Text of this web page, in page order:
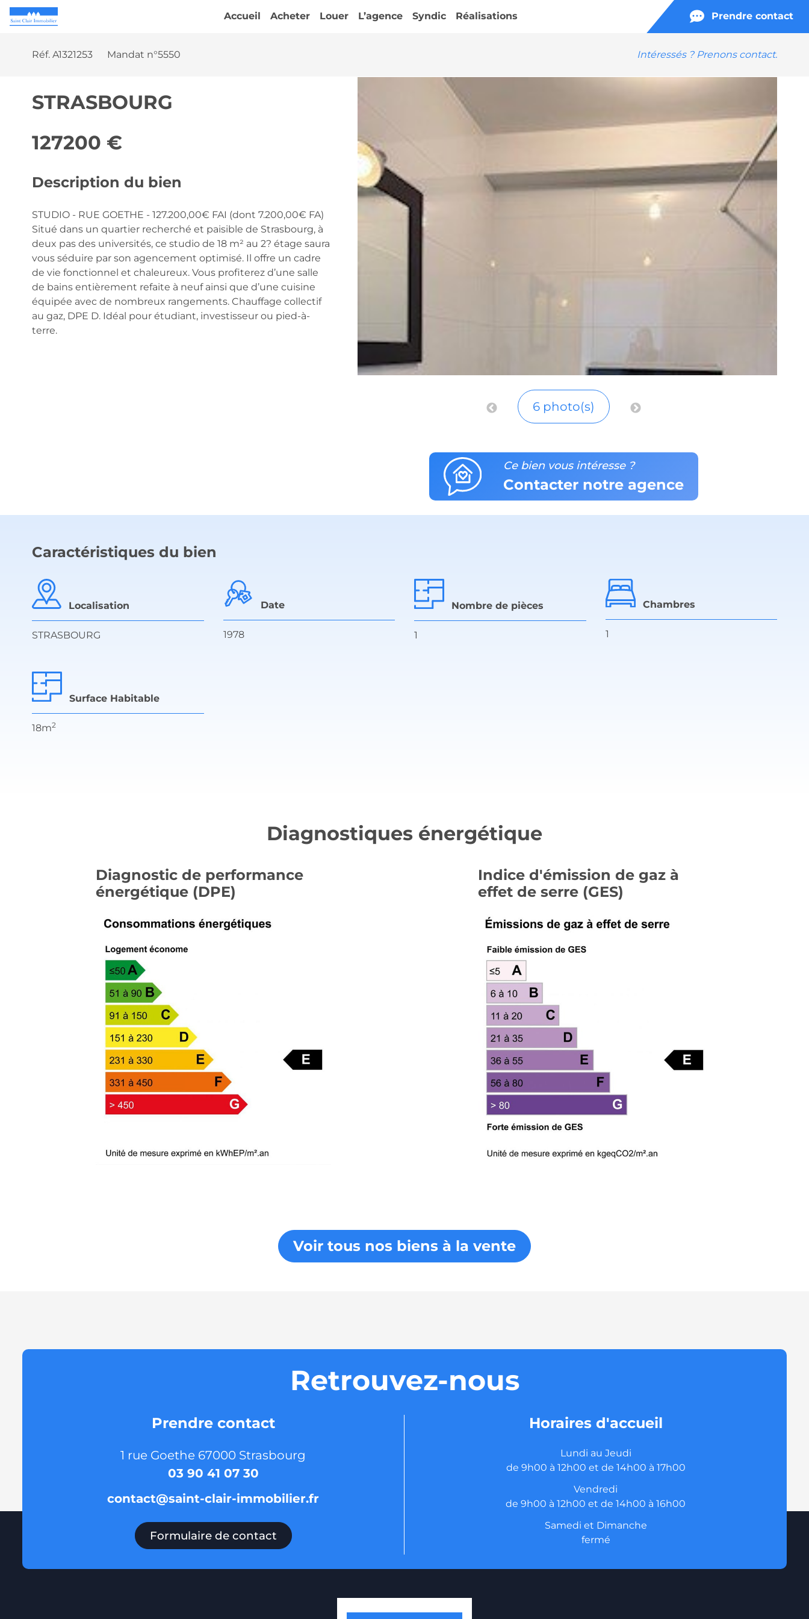
Prendre contact
Accueil Acheter Louer L’agence Syndic Réalisations
Réf. A1321253 Mandat n°5550 Intéressés ? Prenons contact.
STRASBOURG
127200 €
Description du bien
STUDIO - RUE GOETHE - 127.200,00€ FAI (dont 7.200,00€ FA)
Situé dans un quartier recherché et paisible de Strasbourg, à
deux pas des universités, ce studio de 18 m² au 2? étage saura
vous séduire par son agencement optimisé. Il offre un cadre
de vie fonctionnel et chaleureux. Vous profiterez d’une salle
de bains entièrement refaite à neuf ainsi que d’une cuisine
équipée avec de nombreux rangements. Chauffage collectif
au gaz, DPE D. Idéal pour étudiant, investisseur ou pied-à-
terre.
6 photo(s)
Ce bien vous intéresse ?
Contacter notre agence
Caractéristiques du bien
Localisation
STRASBOURG
Date
1978
Nombre de pièces
1
Chambres
1
Surface Habitable
18m2
Diagnostiques énergétique
Diagnostic de performance
énergétique (DPE)
Indice d'émission de gaz à
effet de serre (GES)
Voir tous nos biens à la vente
Retrouvez-nous
Prendre contact
1 rue Goethe 67000 Strasbourg
03 90 41 07 30
contact@saint-clair-immobilier.fr
Formulaire de contact
Horaires d'accueil
Lundi au Jeudi
de 9h00 à 12h00 et de 14h00 à 17h00
Vendredi
de 9h00 à 12h00 et de 14h00 à 16h00
Samedi et Dimanche
fermé